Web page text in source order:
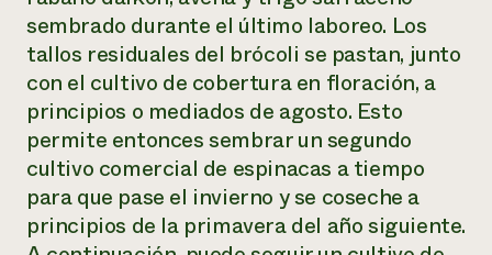
sembrado durante el último laboreo. Los
tallos residuales del brócoli se pastan, junto
con el cultivo de cobertura en floración, a
principios o mediados de agosto. Esto
permite entonces sembrar un segundo
cultivo comercial de espinacas a tiempo
para que pase el invierno y se coseche a
principios de la primavera del año siguiente.